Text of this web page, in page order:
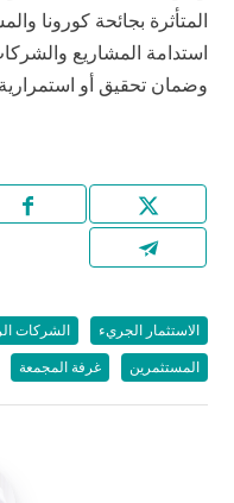
المتأثرة بجائحة كورونا
استدامة المشاريع
وضمان تحقيق أو
الاستثمار الجريء الشركات
المستثمرين غرفة المجمعة